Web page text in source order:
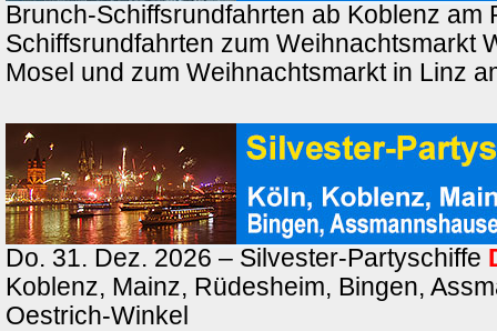
Brunch-Schiffsrundfahrten ab Koblenz am
Schiffsrundfahrten zum Weihnachtsmarkt
Mosel und zum Weihnachtsmarkt in Linz
Do. 31. Dez. 2026 – Silvester-Partyschiffe
Koblenz, Mainz, Rüdesheim, Bingen,
Oestrich-Winkel